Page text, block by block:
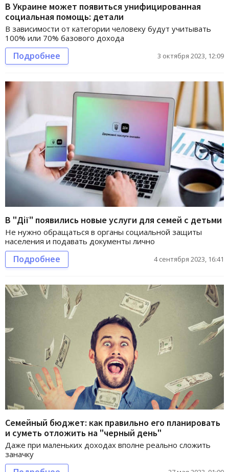
В Украине может появиться унифицированная
социальная помощь: детали
В зависимости от категории человеку будут учитывать
100% или 70% базового дохода
Подробнее 3 октября 2023, 12:09
В "Дії" появились новые услуги для семей с детьми
Не нужно обращаться в органы социальной защиты
населения и подавать документы лично
Подробнее 4 сентября 2023, 16:41
Семейный бюджет: как правильно его планировать
и суметь отложить на "черный день"
Даже при маленьких доходах вполне реально сложить
заначку